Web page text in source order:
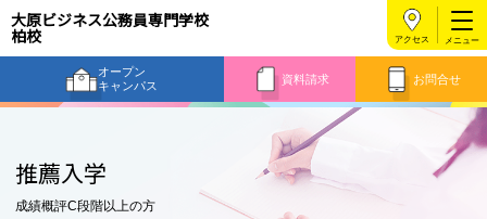
大原ビジネス公務員専門学校
柏校
オープン
キャンパス
資料請求 お問合せ
アクセス
推薦入学
成績概評C段階以上の方